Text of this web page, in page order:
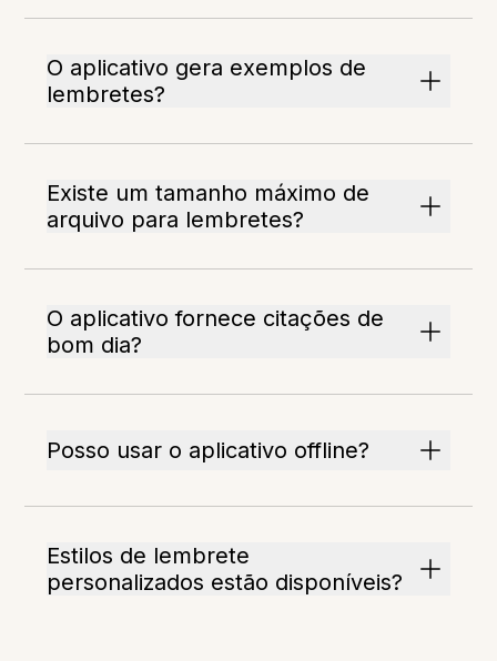
O aplicativo gera exemplos de
lembretes?
Existe um tamanho máximo de
arquivo para lembretes?
O aplicativo fornece citações de
bom dia?
Posso usar o aplicativo offline?
Estilos de lembrete
personalizados estão disponíveis?